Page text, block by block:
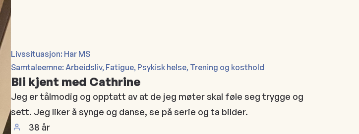
Livssituasjon: Har MS
Samtaleemne: Arbeidsliv, Fatigue, Psykisk helse, Trening og kosthold
Bli kjent med Cathrine
Jeg er tålmodig og opptatt av at de jeg møter skal føle seg trygge og
sett. Jeg liker å synge og danse, se på serie og ta bilder.
38 år